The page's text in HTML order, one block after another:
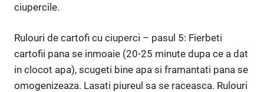
ciupercile.
Rulouri de cartofi cu ciuperci – pasul 5: Fierbeti
cartofii pana se inmoaie (20-25 minute dupa ce a dat
in clocot apa), scugeti bine apa si framantati pana se
omogenizeaza. Lasati piureul sa se raceasca. Rulouri